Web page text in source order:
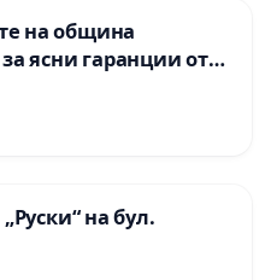
на община
ясни гаранции от
че ще се
норми!
на бул.